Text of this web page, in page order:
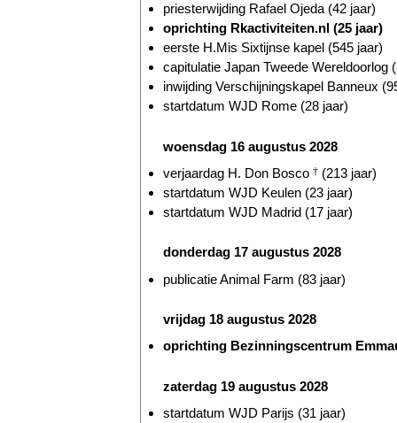
priesterwijding Rafael Ojeda (42 jaar)
oprichting Rkactiviteiten.nl (25 jaar)
eerste H.Mis Sixtijnse kapel (545 jaar)
capitulatie Japan Tweede Wereldoorlog
inwijding Verschijningskapel Banneux
startdatum WJD Rome (28 jaar)
woensdag 16 augustus 2028
verjaardag H. Don Bosco † (213 jaar)
startdatum WJD Keulen (23 jaar)
startdatum WJD Madrid (17 jaar)
donderdag 17 augustus 2028
publicatie Animal Farm (83 jaar)
vrijdag 18 augustus 2028
oprichting Bezinningscentrum
zaterdag 19 augustus 2028
startdatum WJD Parijs (31 jaar)